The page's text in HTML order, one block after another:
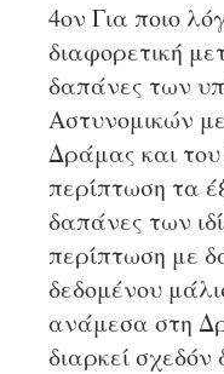
4ον Για ποιο
διαφορετική
δαπάνες των
Αστυνομικών
Δράμας και
περίπτωση τα
δαπάνες των
περίπτωση με
δεδομένου
ανάμεσα στη
διαρκεί